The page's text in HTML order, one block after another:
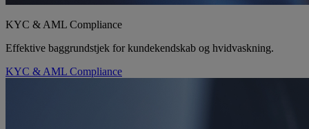
KYC & AML Compliance
Effektive baggrundstjek for kundekendskab og hvidvaskning.
KYC & AML Compliance